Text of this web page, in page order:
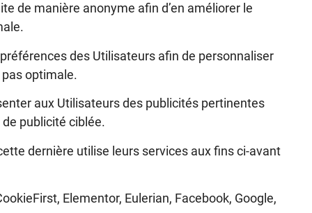
de manière anonyme afin d’en améliorer le
des Utilisateurs afin de personnaliser
pas optimale.
aux Utilisateurs des publicités pertinentes
de publicité ciblée.
dernière utilise leurs services aux fins ci-avant
Elementor, Eulerian, Facebook, Google,